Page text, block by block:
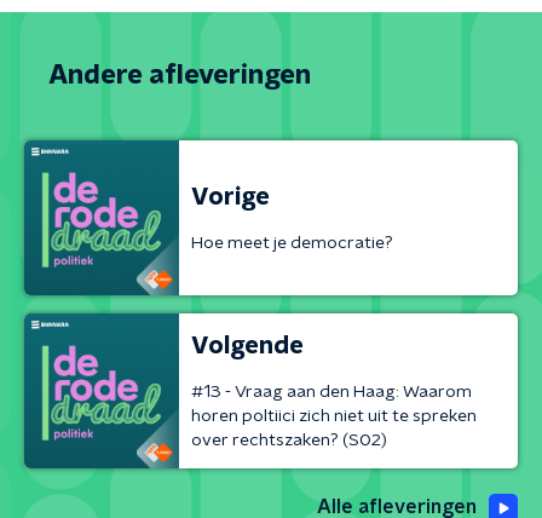
Andere afleveringen
Vorige
Hoe meet je democratie?
Volgende
#13 - Vraag aan den Haag: Waarom
horen poltiici zich niet uit te spreken
over rechtszaken? (S02)
Alle afleveringen